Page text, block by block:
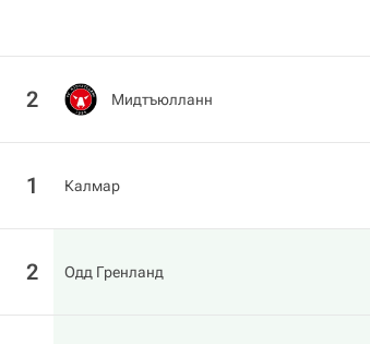
2 Мидтъюлланн
1 Калмар
2 Одд Гренланд